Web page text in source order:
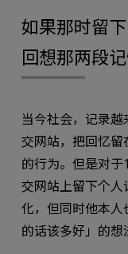
如果那时留
――回想那两段
当今社会，记录
交网站，把回忆
的行为。但是对
交网站上留下个
化，但同时他本
的话该多好」的想